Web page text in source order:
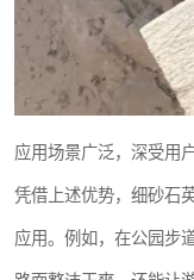
应用场景广泛，深受用
凭借上述优势，细砂石
应用。例如，在公园步